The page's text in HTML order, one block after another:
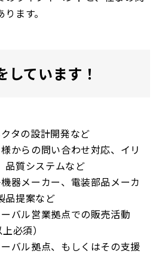
ます。
しています！
タの設計開発など
からの問い合わせ対応、イリ
品質システムなど
器メーカー、電装部品メーカ
品提案など
バル営業拠点での販売活動
必須）
バル拠点、もしくはその支援